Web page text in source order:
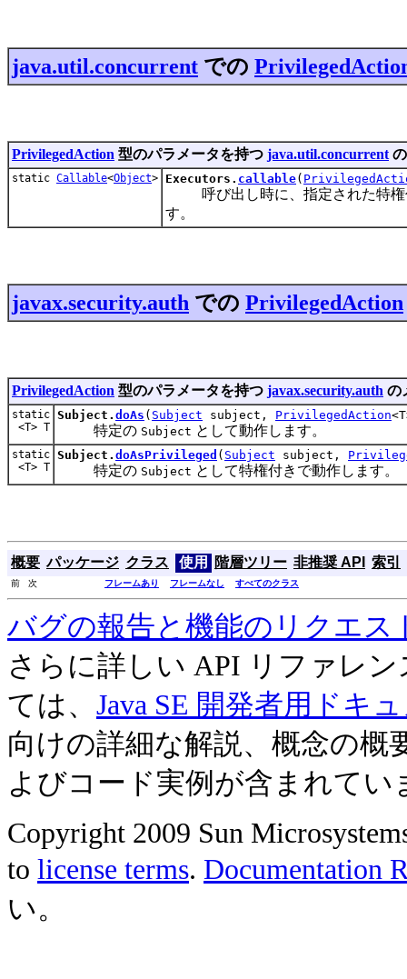
java.util.concurrent での
PrivilegedAction 型のパラメータを持つ java.util.concurrent
static Callable<Object> Executors. callable(
呼び出し時に、指定された特権
す。
javax.security.auth での PrivilegedAction
PrivilegedAction 型のパラメータを持つ javax.security.auth の
static
<T> T
Subject. doAs ( Subject subject, PrivilegedAction
特定の Subject として動作します。
static
<T> T
Subject. doAsPrivileged ( Subject subject,
特定の Subject として特権付きで動作します。
概要 パッケージ クラス 使用 階層ツリー 非推奨 API 索引
前 次 フレームあり フレームなし すべてのクラス
バグの報告と機能のリクエス
さらに詳しい API リファレ
ては、 Java SE 開発者用ドキ
向けの詳細な解説、概念の概
よびコード実例が含まれてい
Copyright 2009 Sun
to license terms. Documentation
い。